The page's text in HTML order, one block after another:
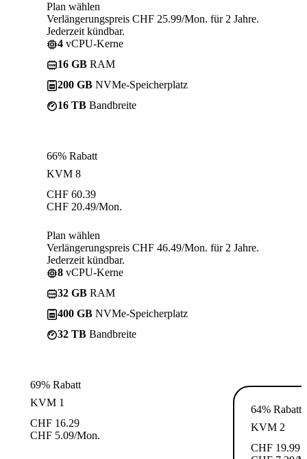
Plan wählen
Verlängerungspreis CHF 25.99/Mon. für 2 Jahre.
Jederzeit kündbar.
4 vCPU-Kerne
16 GB RAM
200 GB NVMe-Speicherplatz
16 TB Bandbreite
66% Rabatt
KVM 8
CHF 60.39
CHF 20.49/Mon.
Plan wählen
Verlängerungspreis CHF 46.49/Mon. für 2 Jahre.
Jederzeit kündbar.
8 vCPU-Kerne
32 GB RAM
400 GB NVMe-Speicherplatz
32 TB Bandbreite
69% Rabatt
KVM 1
CHF 16.29
CHF 5.09/Mon.
64% Rabatt
KVM 2
CHF 19.99